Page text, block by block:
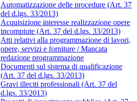
Automatizzazione delle procedure (Art. 37
del d.lgs. 33/2013)
Acquisizione interesse realizzazione opere
incompiute (Art. 37 del d.lgs. 33/2013)
Atti relativi alla programmazione di lavori,
opere, servizi e forniture / Mancata
redazione programmazione
Documenti sul sistema di qualificazione
(Art. 37 del d.lgs. 33/2013)
Gravi illeciti professionali (Art. 37 del
d.lgs. 33/2013)